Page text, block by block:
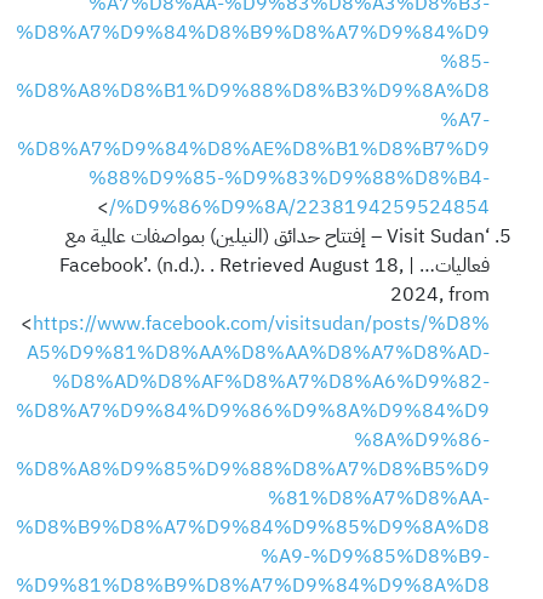
%D8%A7%D9%84%D8%B9%D8%A7%D9%84%D9
%85-
%D8%A8%D8%B1%D9%88%D8%B3%D9%8A%D8
%A7-
%D8%A7%D9%84%D8%AE%D8%B1%D8%B7%D9
%88%D9%85-%D9%83%D9%88%D8%B4-
%D9%86%D9%8A/2238194259524854/
>
‘Visit Sudan – إفتتاح حدائق (النيلين) بمواصفات عالمية مع
فعاليات… | Facebook’. (n.d.). . Retrieved August 18,
2024, from
<https://www.facebook.com/visitsudan/posts/%D8%
A5%D9%81%D8%AA%D8%AA%D8%A7%D8%AD-
%D8%AD%D8%AF%D8%A7%D8%A6%D9%82-
%D8%A7%D9%84%D9%86%D9%8A%D9%84%D9
%8A%D9%86-
%D8%A8%D9%85%D9%88%D8%A7%D8%B5%D9
%81%D8%A7%D8%AA-
%D8%B9%D8%A7%D9%84%D9%85%D9%8A%D8
%A9-%D9%85%D8%B9-
%D9%81%D8%B9%D8%A7%D9%84%D9%8A%D8